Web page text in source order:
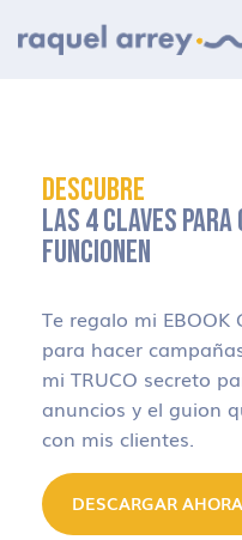
DESCUBRE
LAS 4 CLAVES PARA
FUNCIONEN
Te regalo mi EBOOK
para hacer
mi TRUCO secreto
anuncios y el guion
con mis clientes.
DESCARGAR AHORA